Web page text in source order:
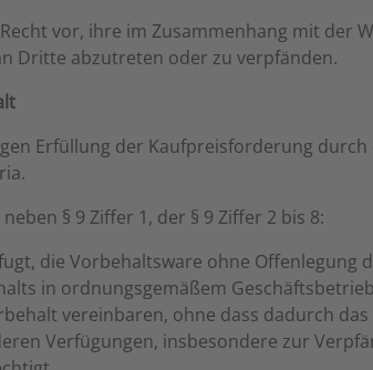
vor, ihre im Zusammenhang mit der
Dritte abzutreten oder zu verpfänden.
Erfüllung der Kaufpreisforderung durch
§ 9 Ziffer 1, der § 9 Ziffer 2 bis 8:
die Vorbehaltsware ohne Offenlegung
in ordnungsgemäßem
vereinbaren, ohne dass dadurch das
Verfügungen, insbesondere zur